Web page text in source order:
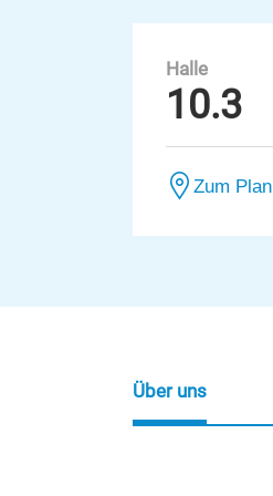
Halle
10.3
Zum Plan
Über uns